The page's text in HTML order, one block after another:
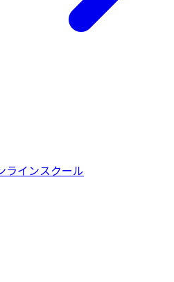
ラインスクール